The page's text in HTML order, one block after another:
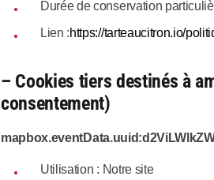
Durée de conservation
Lien :https://tarteaucitron.io/
– Cookies tiers destinés à
consentement)
Utilisation : Notre site